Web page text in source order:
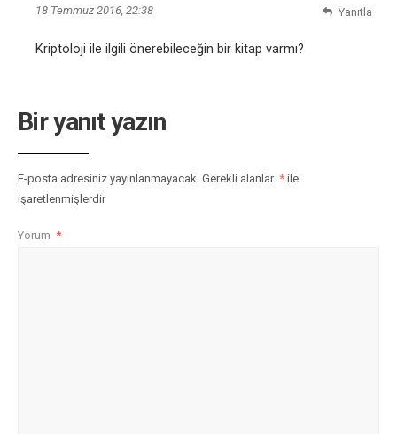
18 Temmuz 2016, 22:38
Kriptoloji ile ilgili önerebileceğin bir kitap varmı?
Yanıtla
Bir yanıt yazın
E-posta adresiniz yayınlanmayacak. Gerekli alanlar * ile
işaretlenmişlerdir
Yorum *